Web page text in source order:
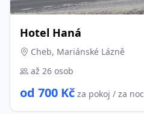
Hotel Haná
Cheb, Mariánské Lázně
až 26 osob
od 700 Kč za pokoj / za noc